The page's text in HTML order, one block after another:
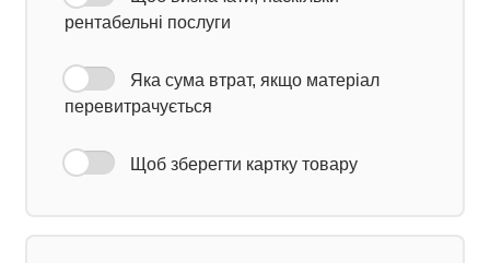
рентабельні послуги
Яка сума втрат, якщо матеріал
перевитрачується
Щоб зберегти картку товару